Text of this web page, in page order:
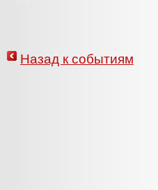
Назад к событиям